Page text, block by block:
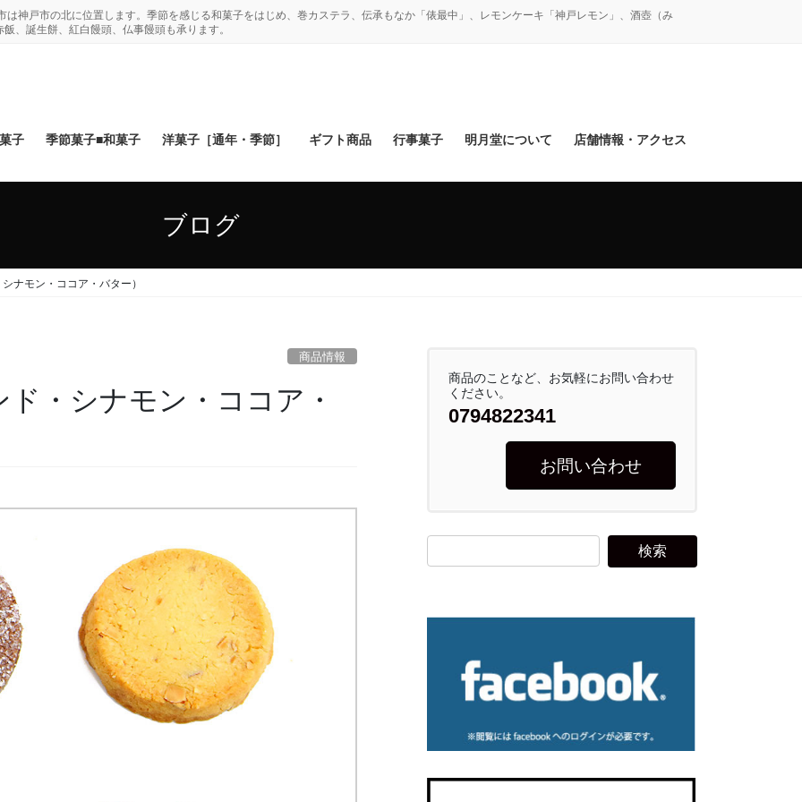
神戸市の北に位置します。季節を感じる和菓子をはじめ、巻カステラ、伝承もなか「俵最中」、レモンケーキ「神戸レモン」、酒壺（み
、誕生餅、紅白饅頭、仏事饅頭も承ります。
子 季節菓子■和菓子 洋菓子［通年・季節］ ギフト商品 行事菓子 明月堂について 店舗情報・アクセス
ブログ
ナモン・ココア・バター）
商品情報
・シナモン・ココア・
商品のことなど、お気軽にお問い合わせ
ください。
0794822341
お問い合わせ